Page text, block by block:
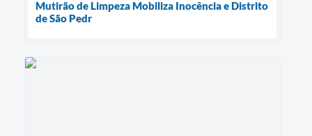
Mutirão de Limpeza Mobiliza Inocência e Distrito
de São Pedr